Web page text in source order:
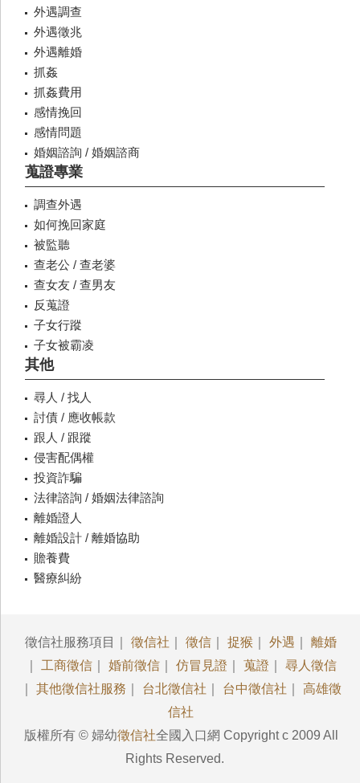
外遇調查
外遇徵兆
外遇離婚
抓姦
抓姦費用
感情挽回
感情問題
婚姻諮詢 / 婚姻諮商
蒐證專業
調查外遇
如何挽回家庭
被監聽
查老公 / 查老婆
查女友 / 查男友
反蒐證
子女行蹤
子女被霸凌
其他
尋人 / 找人
討債 / 應收帳款
跟人 / 跟蹤
侵害配偶權
投資詐騙
法律諮詢 / 婚姻法律諮詢
離婚證人
離婚設計 / 離婚協助
贍養費
醫療糾紛
徵信社服務項目｜ 徵信社 徵信 捉猴 外遇
離婚
工商徵信 婚前徵信 仿冒見證 蒐證
尋人徵信
其他徵信社服務 台北徵信社 台中徵信社
高雄徵
信社
版權所有 © 婦幼徵信社全國入口網 Copyright c 2009 All
Rights Reserved.